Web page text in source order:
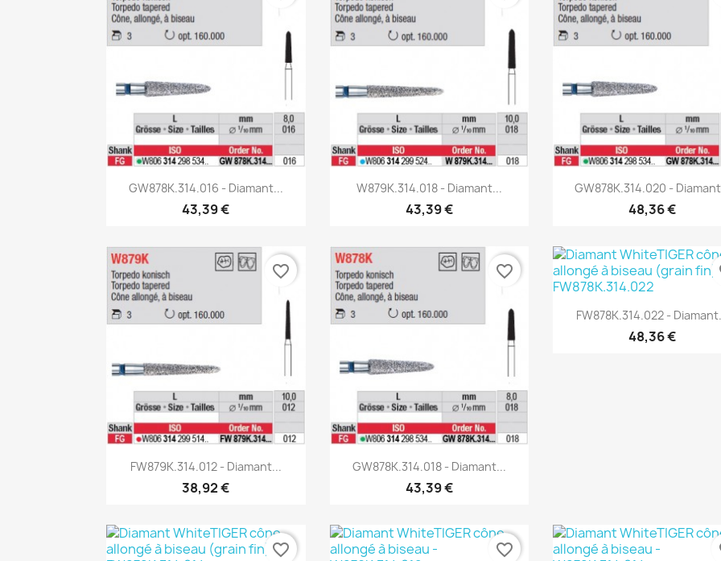
Aperçu rapide
GW878K.314.016 - Diamant...
43,39 €
Aperçu rapide
W879K.314.018 - Diamant...
43,39 €
Aperçu rapide
GW878K.314.020 -
48,36 €
Aperçu rapide
FW879K.314.012 - Diamant...
38,92 €
favorite_border
Aperçu rapide
GW878K.314.018 - Diamant...
43,39 €
favorite_border
Aperçu rapide
FW878K.314.022 -
48,36 €
favorite_border favorite_border